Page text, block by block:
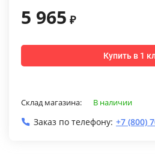
5 965 ₽
Купить в 1
Склад магазина: В наличии
Заказ по телефону: +7 (800)